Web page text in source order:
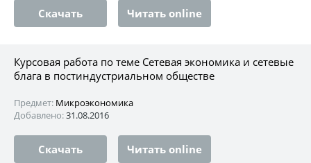
Скачать Читать online
Курсовая работа по теме Сетевая экономика и сетевые
блага в постиндустриальном обществе
Предмет: Микроэкономика
Добавлено:31.08.2016
Скачать Читать online